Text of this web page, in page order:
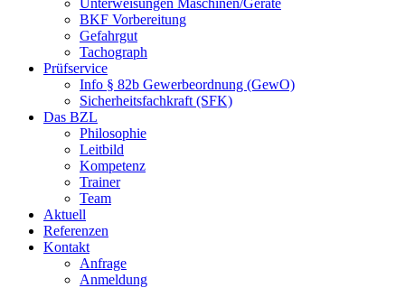
Unterweisungen Maschinen/Geräte
BKF Vorbereitung
Gefahrgut
Tachograph
Prüfservice
Info § 82b Gewerbeordnung (GewO)
Sicherheitsfachkraft (SFK)
Das BZL
Philosophie
Leitbild
Kompetenz
Trainer
Team
Aktuell
Referenzen
Kontakt
Anfrage
Anmeldung